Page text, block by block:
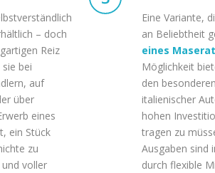
– doch
Reiz
bei
auf
über
eines
ein Stück
zu
voller
Eine Variante,
an Beliebtheit
eines
Möglichkeit
den
italienischer
hohen
tragen zu
Ausgaben sind
durch flexible